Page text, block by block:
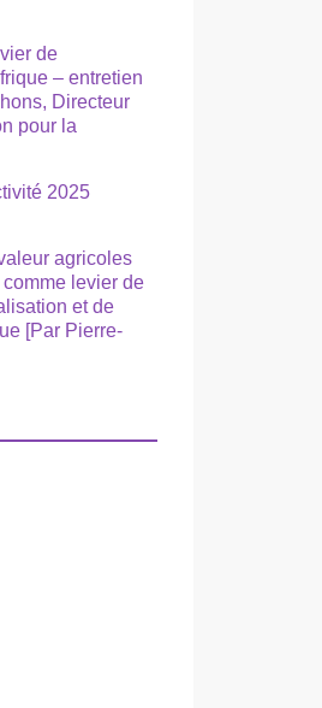
de
– entretien
Directeur
pour la
2025
agricoles
comme levier de
et de
[Par Pierre-